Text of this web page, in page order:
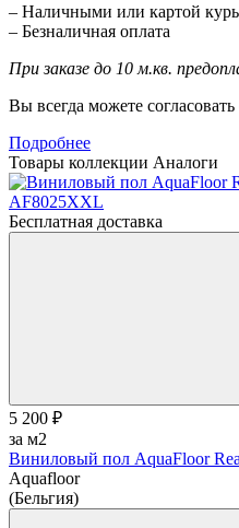
– Наличными или картой
– Безналичная оплата
При заказе до 10 м.кв.
Вы всегда можете
Подробнее
Товары коллекции Аналоги
Бесплатная доставка
5 200 ₽
за м2
Виниловый пол AquaFloor
Aquafloor
(Бельгия)